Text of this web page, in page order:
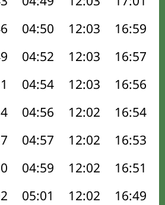
04:50 12:03 16:59
04:52 12:03 16:57
04:54 12:03 16:56
04:56 12:02 16:54
04:57 12:02 16:53
04:59 12:02 16:51
05:01 12:02 16:49